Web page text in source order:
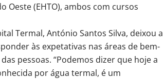
Oeste (EHTO), ambos com cursos
Termal, António Santos Silva, deixou a
às expetativas nas áreas de bem-
pessoas. “Podemos dizer que hoje a
por água termal, é um